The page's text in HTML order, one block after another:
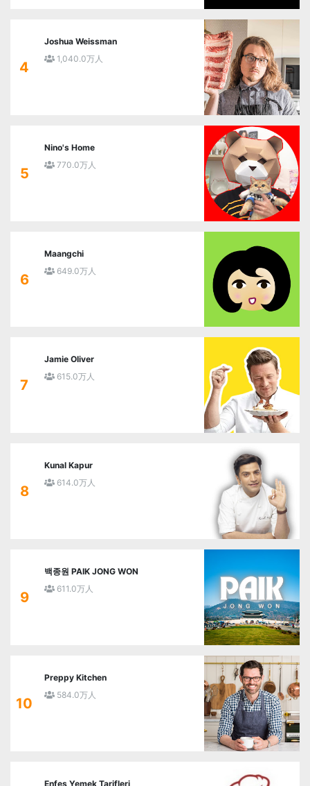
4
Joshua Weissman
1,040.0万人
5
Nino's Home
770.0万人
6
Maangchi
649.0万人
7
Jamie Oliver
615.0万人
8
Kunal Kapur
614.0万人
9
백종원 PAIK JONG WON
611.0万人
10
Preppy Kitchen
584.0万人
Enfes Yemek Tarifleri